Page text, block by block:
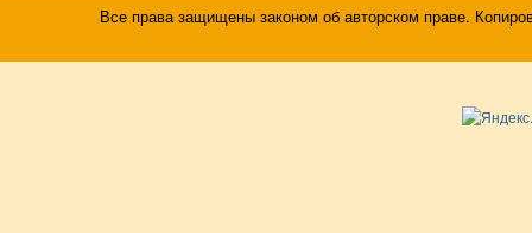
Все права защищены законом об авторском праве.